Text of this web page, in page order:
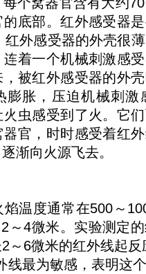
底部。红外感受器
红外感受器的外壳很
着一个机械刺激感
被红外感受器的外
膨胀，压迫机械刺激
虫感受到了火。它
官，时时感受着红
渐向火源飞去。
温度通常在500～
～4微米。实验测定
～6微米的红外线起
线最为敏感，表明这